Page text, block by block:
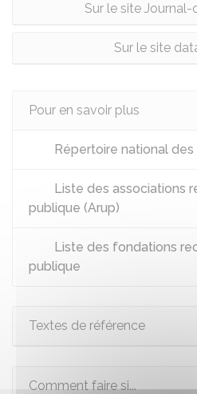
Sur le site Journal-
Sur le site
Pour en savoir plus
Répertoire national des
Liste des associations
publique (Arup)
Liste des fondations
publique
Textes de référence
Comment faire si...